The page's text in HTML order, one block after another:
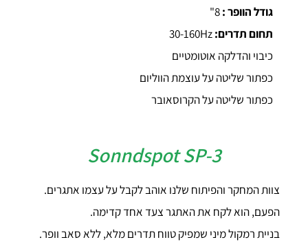
גודל הוופר :
תחום תדרים:
כיבוי והדלקה אוטומטיים
כפתור שליטה על עוצמת הווליום
כפתור שליטה על הקרוסאובר
Sonndspot SP-3
צוות המחקר והפיתוח שלנו אוהב לקבל על עצמו אתגרים.
הפעם, הוא לקח את האתגר צעד אחד קדימה.
בניית רמקול מיני שמפיק טווח תדרים מלא, ללא סאב וופר.